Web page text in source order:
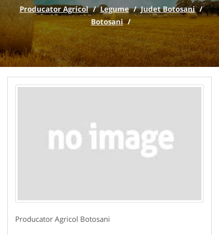
Producator Agricol / Legume / Judet Botosani /
Botosani /
Producator Agricol Botosani